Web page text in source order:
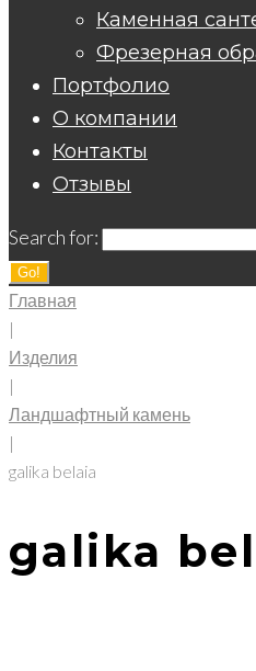
Каменная
Фрезерная
Портфолио
О компании
Контакты
Отзывы
Search for:
Go!
Главная
|
Изделия
|
Ландшафтный камень
|
galika belaia
galika